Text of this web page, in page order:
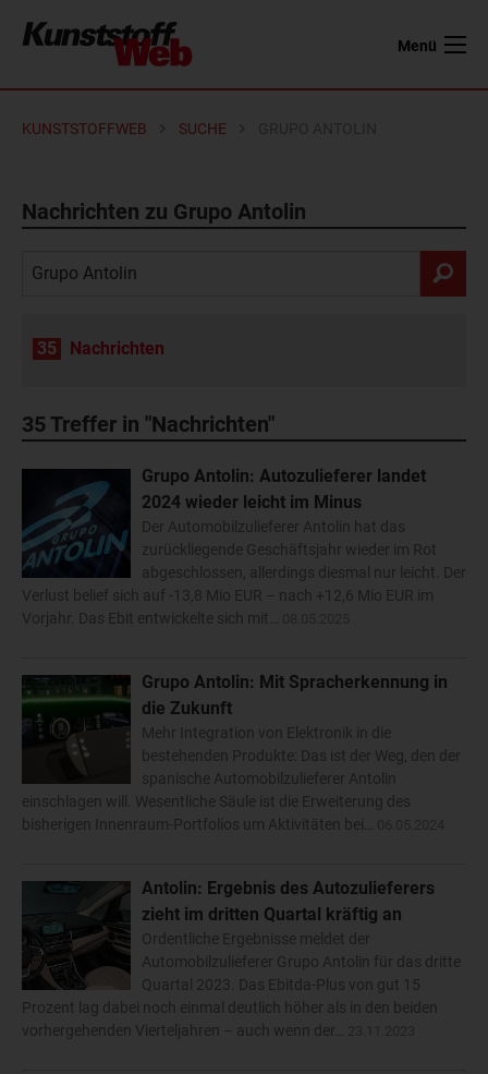
Menü
KUNSTSTOFFWEB SUCHE
Nachrichten zu Grupo Antolin
35 Nachrichten
35Treffer in "Nachrichten"
Grupo Antolin: Autozulieferer landet
2024 wieder leicht im Minus
Der Automobilzulieferer Antolin hat das
zurückliegende Geschäftsjahr wieder im Rot
abgeschlossen, allerdings diesmal nur leicht. Der
Verlust belief sich auf -13,8 Mio EUR – nach +12,6 Mio EUR im
Vorjahr. Das Ebit entwickelte sich mit…
Grupo Antolin: Mit Spracherkennung in
die Zukunft
Mehr Integration von Elektronik in die
bestehenden Produkte: Das ist der Weg, den der
spanische Automobilzulieferer Antolin
einschlagen will. Wesentliche Säule ist die Erweiterung des
bisherigen Innenraum-Portfolios um Aktivitäten bei…
Antolin: Ergebnis des Autozulieferers
zieht im dritten Quartal kräftig an
Ordentliche Ergebnisse meldet der
Automobilzulieferer Grupo Antolin für das dritte
Quartal 2023. Das Ebitda-Plus von gut 15
Prozent lag dabei noch einmal deutlich höher als in den beiden
vorhergehenden Vierteljahren – auch wenn der…